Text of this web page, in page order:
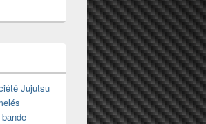
Jujutsu